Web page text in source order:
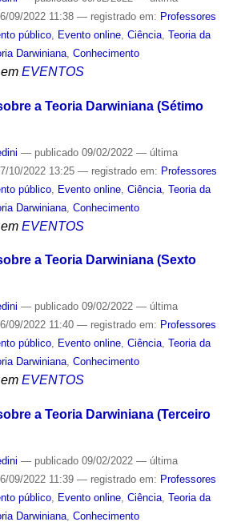
09/2022 11:38 — registrado em: Professores
público, Evento online, Ciência, Teoria da
Darwiniana, Conhecimento
EVENTOS
a Teoria Darwiniana (Sétimo
— publicado09/02/2022 — última
10/2022 13:25 — registrado em: Professores
público, Evento online, Ciência, Teoria da
Darwiniana, Conhecimento
EVENTOS
a Teoria Darwiniana (Sexto
— publicado09/02/2022 — última
09/2022 11:40 — registrado em: Professores
público, Evento online, Ciência, Teoria da
Darwiniana, Conhecimento
EVENTOS
a Teoria Darwiniana (Terceiro
— publicado09/02/2022 — última
09/2022 11:39 — registrado em: Professores
público, Evento online, Ciência, Teoria da
Darwiniana, Conhecimento